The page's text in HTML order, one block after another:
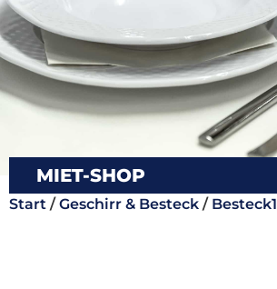
MIET-SHOP
Start /Geschirr & Besteck / Besteck1